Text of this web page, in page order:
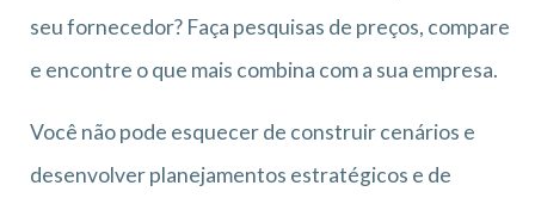
seu fornecedor? Faça pesquisas de preços, compare
e encontre o que mais combina com a sua empresa.
Você não pode esquecer de construir cenários e
desenvolver planejamentos estratégicos e de